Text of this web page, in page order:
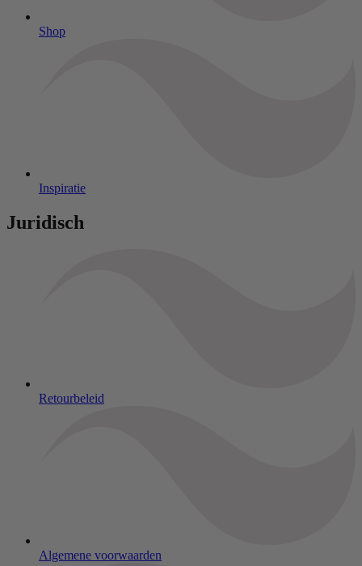
Shop
Inspiratie
Juridisch
Retourbeleid
Algemene voorwaarden